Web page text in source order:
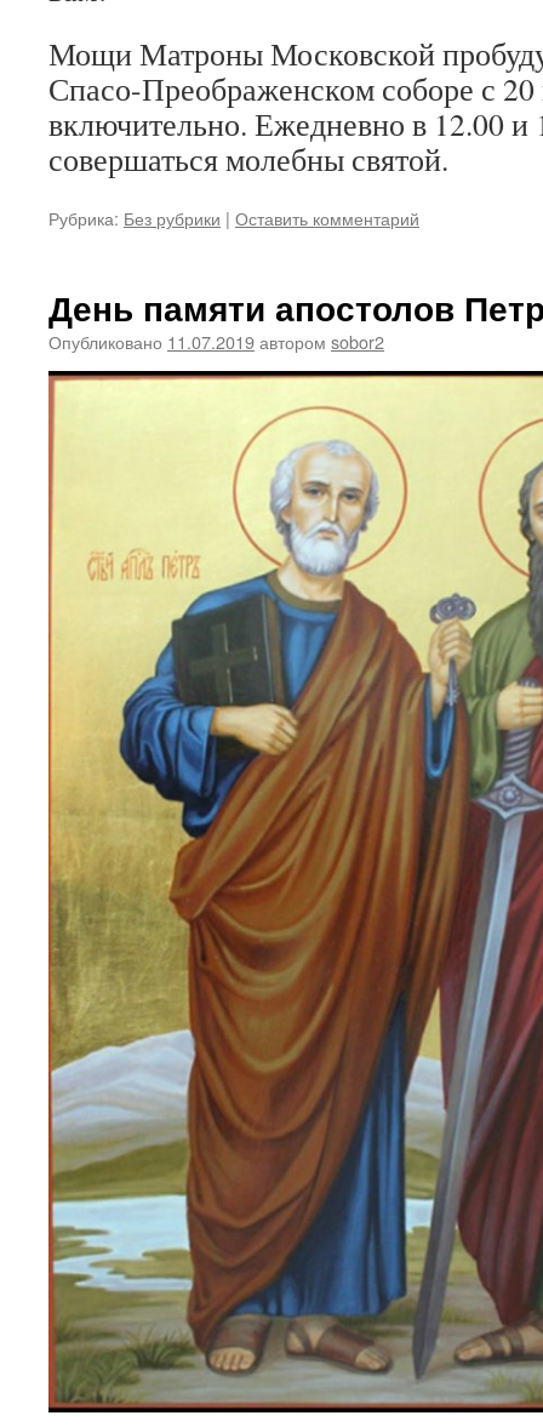
Мощи Матроны Московской
Спасо-Преображенском соборе с
включительно. Ежедневно в 12.00 и
совершаться молебны святой.
Рубрика: Без рубрики | Оставить комментарий
День памяти апостолов
Опубликовано 11.07.2019автором sobor2